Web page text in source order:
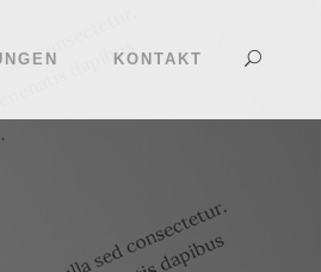
KONTAKT